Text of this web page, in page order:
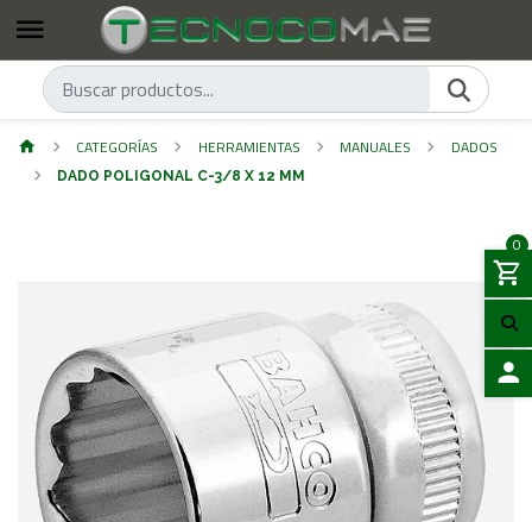
0
CATEGORÍAS HERRAMIENTAS MANUALES DADOS
DADO POLIGONAL C-3/8 X 12 MM